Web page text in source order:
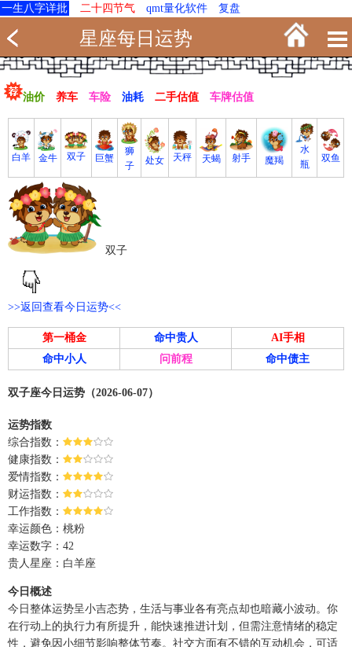
一生八字详批 二十四节气 qmt量化软件 复盘
星座每日运势
油价 养车 车险 油耗 二手估值 车牌估值
白羊 金牛 双子 巨蟹
狮
子
处女 天秤 天蝎 射手 魔羯
水
瓶
双鱼
双子
>>返回查看今日运势<<
第一桶金 命中贵人
AI手相
命中小人
问前程 命中债主
双子座今日运势（2026-06-07）
运势指数
综合指数：
健康指数：
爱情指数：
财运指数：
工作指数：
幸运颜色：桃粉
幸运数字：42
贵人星座：白羊座
今日概述
今日整体运势呈小吉态势，生活与事业各有亮点却也暗藏小波动。你
在行动上的执行力有所提升，能快速推进计划，但需注意情绪的稳定
性，避免因小细节影响整体节奏。社交方面有不错的互动机会，可适